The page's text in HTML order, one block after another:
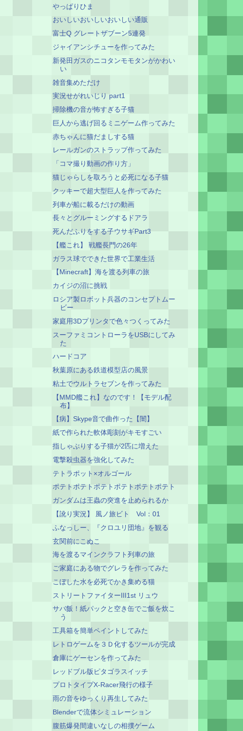
やっぱりひま
おいしいおいしいおいしい通販
富士Q グレートザブーン5連発
ジャイアンシチューを作ってみた
新発田ガスのニコタンモモタンがかわい
い
雑音集めただけ
実況せがれいじり part1
掃除機の音が怖すぎる子猫
巨人から逃げ回るミニゲーム作ってみた
赤ちゃんに猫だましする猫
レールガンのストラップ作ってみた
「コマ撮り動画の作り方」
猫じゃらしを取ろうと必死になる子猫
クッキーで超大型巨人を作ってみた
列車が船に載るだけの動画
長々とグルーミングするドアラ
死んだふりをする子ウサギPart3
【艦これ】 戦艦長門の26年
ガラス球でできた世界で工業生活
【Minecraft】海を渡る列車の旅
カイジの沼に挑戦
ロシア製ロボット兵器のコンセプトムー
ビー
家庭用3Dプリンタで色々つくってみた
スーファミコントローラをUSBにしてみ
た
ハードコア
秋葉原にある鉄道模型店の風景
粘土でウルトラセブンを作ってみた
【MMD艦これ】なのです！【モデル配
布】
【病】Skype音で曲作った【闇】
紙で作られた軟体彫刻がキモすごい
指しゃぶりする子猫が2匹に増えた
電撃殺虫器を強化してみた
テトラポット×オルゴール
ポテトポテトポテトポテトポテトポテト
ガンダムは王蟲の突進を止められるか
【訛り実況】 風ノ旅ビト Vol：01
ふなっしー、『クロユリ団地』を観る
玄関前にこぬこ
海を渡るマインクラフト列車の旅
ご家庭にある物でグレラを作ってみた
こぼした水を必死でかき集める猫
ストリートファイターⅢ1st リュウ
サバ飯！紙パックと空き缶でご飯を炊こ
う
工具箱を簡単ペイントしてみた
レトロゲームを３Ｄ化するツールが完成
倉庫にゲーセンを作ってみた
レッドブル版ピタゴラスイッチ
プロトタイプX-Racer飛行の様子
雨の音をゆっくり再生してみた
Blenderで流体シミュレーション
腹筋爆発間違いなしの相撲ゲーム